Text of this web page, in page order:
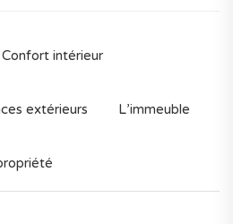
Confort intérieur
extérieurs L’immeuble